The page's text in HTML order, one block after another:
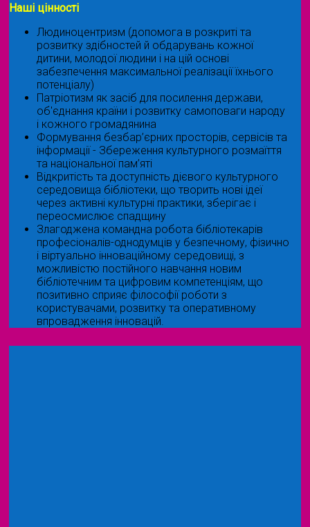
Наші цінності
Людиноцентризм (допомога в розкриті та
розвитку здібностей й обдарувань кожної
дитини, молодої людини і на цій основі
забезпечення максимальної реалізації їхнього
потенціалу)
Патріотизм як засіб для посилення держави,
об'єднання країни і розвитку самоповаги народу
і кожного громадянина
Формування безбар’єрних просторів, сервісів та
інформації - Збереження культурного розмаїття
та національної пам’яті
Відкритість та доступність дієвого культурного
середовища бібліотеки, що творить нові ідеї
через активні культурні практики, зберігає і
переосмислює спадщину
Злагоджена командна робота бібліотекарів
професіоналів-однодумців у безпечному, фізично
і віртуально інноваційному середовищі, з
можливістю постійного навчання новим
бібліотечним та цифровим компетенціям, що
позитивно сприяє філософії роботи з
користувачами, розвитку та оперативному
впровадження інновацій.